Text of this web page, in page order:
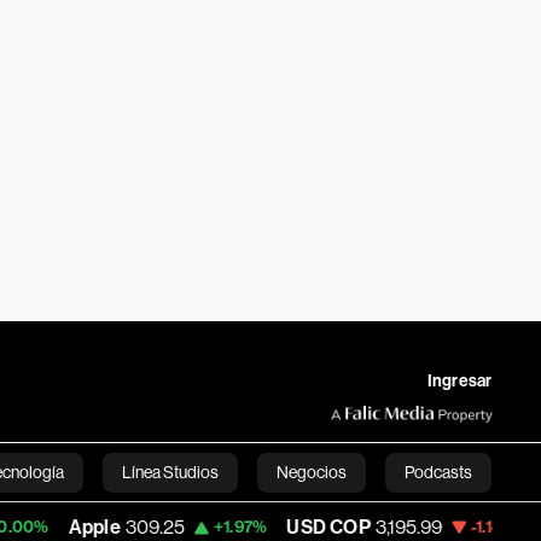
Ingresar
Línea Studios Negocios Podcasts
English
309.25 +1.97% USD COP 3,195.99 -1.14% Tesla 327.26